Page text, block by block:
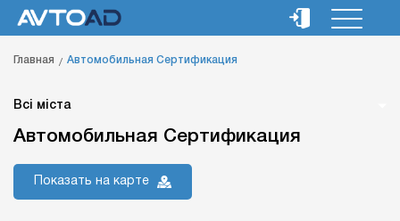
Главная Автомобильная Сертификация
Всі міста
Автомобильная Сертификация
Показать на карте